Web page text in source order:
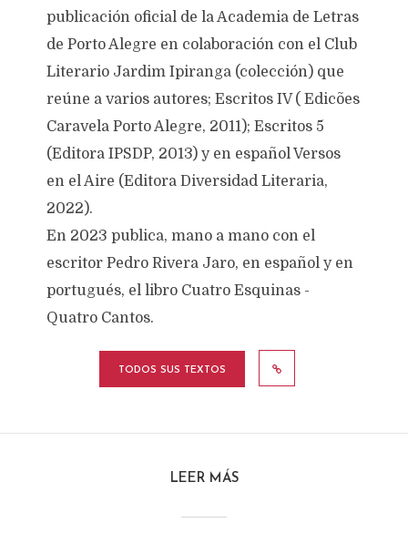
publicación oficial de la Academia de Letras
de Porto Alegre en colaboración con el Club
Literario Jardim Ipiranga (colección) que
reúne a varios autores; Escritos IV ( Edicões
Caravela Porto Alegre, 2011); Escritos 5
(Editora IPSDP, 2013) y en español Versos
en el Aire (Editora Diversidad Literaria,
2022).
En 2023 publica, mano a mano con el
escritor Pedro Rivera Jaro, en español y en
portugués, el libro Cuatro Esquinas -
Quatro Cantos.
TODOS SUS TEXTOS
LEER MÁS